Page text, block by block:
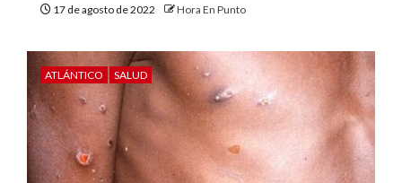
17 de agosto de 2022 Hora En Punto
ATLÁNTICO SALUD